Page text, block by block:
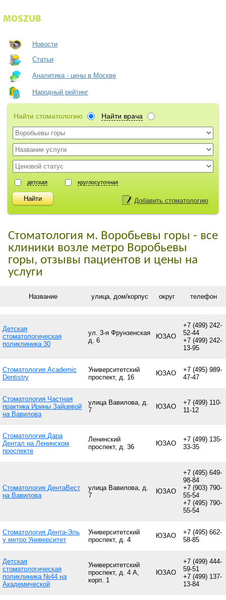
Новости
Статьи
Аналитика - цены в Москве
Народный рейтинг
Найти стоматологию Найти врача
детская круглосуточная
Добавить стоматологию
Стоматология м. Воробьевы горы - все
клиники возле метро Воробьевы
горы, отзывы пациентов и цены на
услуги
Название улица, дом/корпус округ телефон
Детская
стоматологическая
поликлиника 30
ул. 3-я Фрунзенская
д. 6
ЮЗАО
+7 (499) 242-
52-44
+7 (499) 242-
13-95
Стоматология Academic
Dentistry
Университетский
проспект, д. 16
ЮЗАО
+7 (495) 989-
47-47
Стоматология Частная
практика Ирины Зайцевой
на Вавилова
улица Вавилова, д.
7
ЮЗАО
+7 (499) 110-
11-12
Стоматология Дара
Дентал на Ленинском
проспекте
Ленинский
проспект, д. 36
ЮЗАО
+7 (499) 135-
33-35
Стоматология ДентаВест
на Вавилова
улица Вавилова, д.
7
ЮЗАО
+7 (495) 649-
98-84
+7 (903) 790-
55-54
+7 (495) 790-
55-54
Стоматология Дента-Эль
у метро Университет
Университетский
проспект, д. 4
ЮЗАО
+7 (495) 662-
58-85
Детская
стоматологическая
поликлиника №44 на
Академической
Университетский
проспект, д. 4 А,
корп. 1
ЮЗАО
+7 (499) 444-
59-51
+7 (499) 137-
13-84